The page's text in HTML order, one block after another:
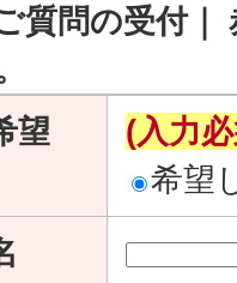
質問の受付｜
望
(入力
希望